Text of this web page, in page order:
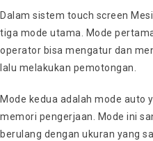
Dalam sistem touch screen
tiga mode utama. Mode
operator bisa mengatur dan
lalu melakukan pemotongan.
Mode kedua adalah mode auto
memori pengerjaan. Mode ini
berulang dengan ukuran yang